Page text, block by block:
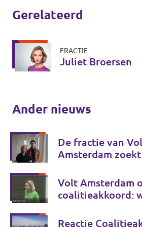
Gerelateerd
FRACTIE
Juliet Broersen
Ander nieuws
De fractie van
Amsterdam
Volt Amsterdam
coalitieakkoord:
Reactie